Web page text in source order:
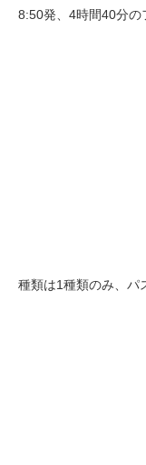
8:50発、4時間40分の
種類は1種類のみ、パ